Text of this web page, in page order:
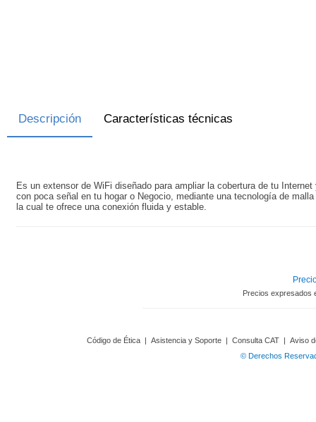
Descripción Características técnicas
Es un extensor de WiFi diseñado para ampliar la cobertura de tu
con poca señal en tu hogar o Negocio, mediante una tecnología de
la cual te ofrece una conexión fluida y estable.
Precios expresados
Código de Ética | Asistencia y Soporte | Consulta CAT | Aviso
© Derechos